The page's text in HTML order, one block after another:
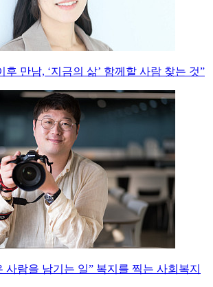
후 만남, ‘지금의 삶’ 함께할 사람 찾는 것”
사람을 남기는 일” 복지를 찍는 사회복지